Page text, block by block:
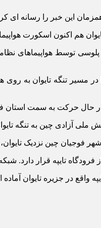
این خبر را رسانه ای
هم اکنون اسکورت
پلوسی توسط هواپیماهای
در مسیر تنگه تایوان به
در حال حرکت به سمت استان
شهر فوجیان چین نزدیک
تایپه قرار دارد.
واقع در جزیره تایوان